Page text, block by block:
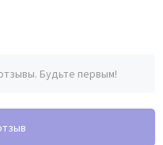
Будьте первым!